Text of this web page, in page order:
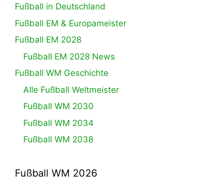
Fußball in Deutschland
Fußball EM & Europameister
Fußball EM 2028
Fußball EM 2028 News
Fußball WM Geschichte
Alle Fußball Weltmeister
Fußball WM 2030
Fußball WM 2034
Fußball WM 2038
Fußball WM 2026